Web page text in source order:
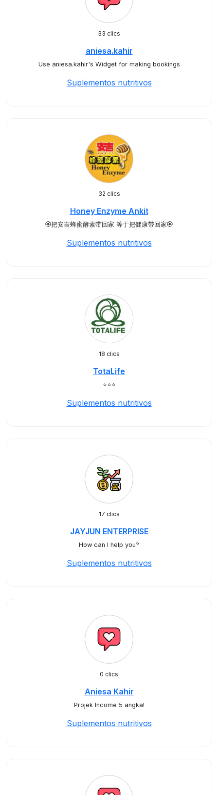
33 clics
aniesa.kahir
Use aniesa.kahir's Widget for making bookings
Suplementos nutritivos
32 clics
Honey Enzyme Ankit
🏵️把安吉蜂蜜酵素带回家 等于把健康带回家🏵️
Suplementos nutritivos
18 clics
TotaLife
⭐️⭐️⭐️
Suplementos nutritivos
17 clics
JAYJUN ENTERPRISE
How can I help you?
Suplementos nutritivos
0 clics
Aniesa Kahir
Projek Income 5 angka!
Suplementos nutritivos